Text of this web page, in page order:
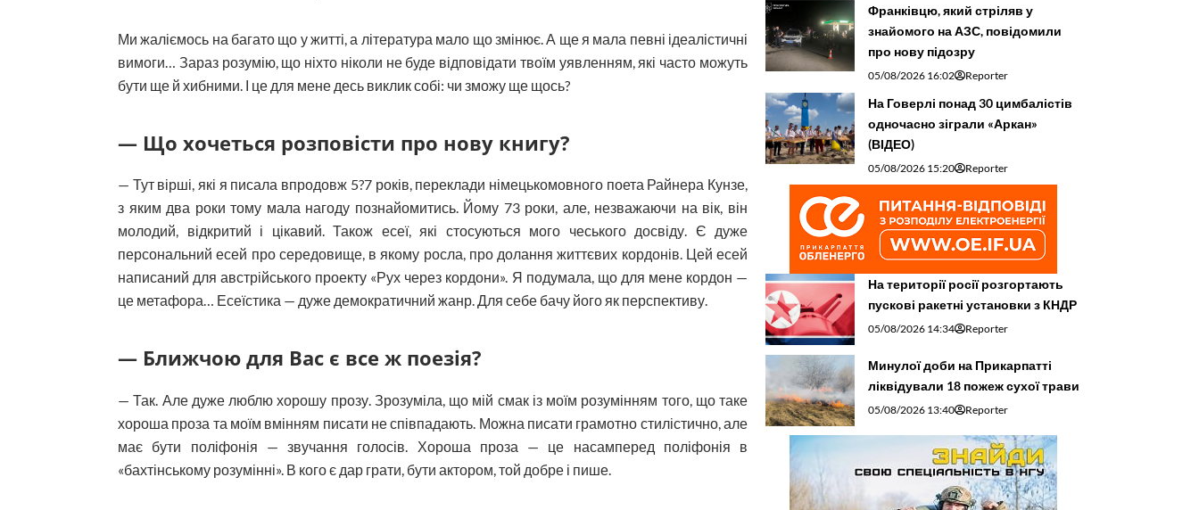
Ми жаліємось на багато що у житті, а література мало що змінює. А ще я мала певні ідеалістичні
вимоги… Зараз розумію, що ніхто ніколи не буде відповідати твоїм уявленням, які часто можуть
бути ще й хибними. І це для мене десь виклик собі: чи зможу ще щось?
— Що хочеться розповісти про нову книгу?
— Тут вірші, які я писала впродовж 5?7 років, переклади німецькомовного поета Райнера Кунзе,
з яким два роки тому мала нагоду познайомитись. Йому 73 роки, але, незважаючи на вік, він
молодий, відкритий і цікавий. Також есеї, які стосуються мого чеського досвіду. Є дуже
персональний есей про середовище, в якому росла, про долання життєвих кордонів. Цей есей
написаний для австрійського проекту «Рух через кордони». Я подумала, що для мене кордон —
це метафора… Есеїстика — дуже демократичний жанр. Для себе бачу його як перспективу.
— Ближчою для Вас є все ж поезія?
— Так. Але дуже люблю хорошу прозу. Зрозуміла, що мій смак із моїм розумінням того, що таке
хороша проза та моїм вмінням писати не співпадають. Можна писати грамотно стилістично, але
має бути поліфонія — звучання голосів. Хороша проза — це насамперед поліфонія в
«бахтінському розумінні». В кого є дар грати, бути актором, той добре і пише.
Франківцю, який стріляв у
знайомого на АЗС, повідомили
про нову підозру
05/08/2026 16:02 Reporter
На Говерлі понад 30 цимбалістів
одночасно зіграли «Аркан»
(ВІДЕО)
05/08/2026 15:20 Reporter
На території росії розгортають
пускові ракетні установки з КНДР
05/08/2026 14:34 Reporter
Минулої доби на Прикарпатті
ліквідували 18 пожеж сухої трави
05/08/2026 13:40 Reporter